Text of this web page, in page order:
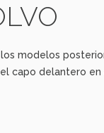
modelos
capo delantero en